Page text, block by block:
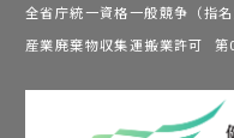
全省庁統一資格一般競争（指
産業廃棄物収集運搬業許可